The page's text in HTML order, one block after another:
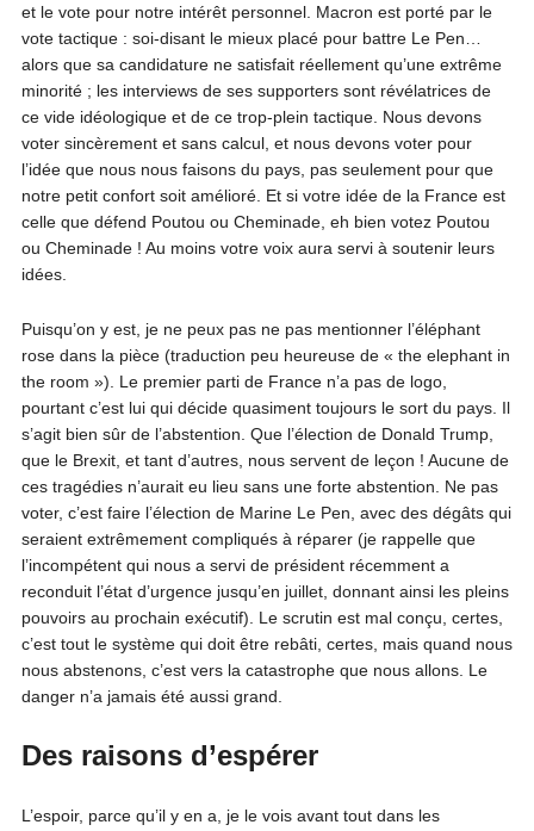
et le vote pour notre intérêt personnel. Macron est porté par le
vote tactique : soi-disant le mieux placé pour battre Le Pen…
alors que sa candidature ne satisfait réellement qu’une extrême
minorité ; les interviews de ses supporters sont révélatrices de
ce vide idéologique et de ce trop-plein tactique. Nous devons
voter sincèrement et sans calcul, et nous devons voter pour
l’idée que nous nous faisons du pays, pas seulement pour que
notre petit confort soit amélioré. Et si votre idée de la France est
celle que défend Poutou ou Cheminade, eh bien votez Poutou
ou Cheminade ! Au moins votre voix aura servi à soutenir leurs
idées.
Puisqu’on y est, je ne peux pas ne pas mentionner l’éléphant
rose dans la pièce (traduction peu heureuse de « the elephant in
the room »). Le premier parti de France n’a pas de logo,
pourtant c’est lui qui décide quasiment toujours le sort du pays. Il
s’agit bien sûr de l’abstention. Que l’élection de Donald Trump,
que le Brexit, et tant d’autres, nous servent de leçon ! Aucune de
ces tragédies n’aurait eu lieu sans une forte abstention. Ne pas
voter, c’est faire l’élection de Marine Le Pen, avec des dégâts qui
seraient extrêmement compliqués à réparer (je rappelle que
l’incompétent qui nous a servi de président récemment a
reconduit l’état d’urgence jusqu’en juillet, donnant ainsi les pleins
pouvoirs au prochain exécutif). Le scrutin est mal conçu, certes,
c’est tout le système qui doit être rebâti, certes, mais quand nous
nous abstenons, c’est vers la catastrophe que nous allons. Le
danger n’a jamais été aussi grand.
Des raisons d’espérer
L’espoir, parce qu’il y en a, je le vois avant tout dans les